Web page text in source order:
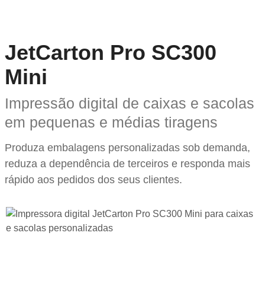
JetCarton Pro SC300
Mini
Impressão digital de caixas e sacolas
em pequenas e médias tiragens
Produza embalagens personalizadas sob demanda,
reduza a dependência de terceiros e responda mais
rápido aos pedidos dos seus clientes.